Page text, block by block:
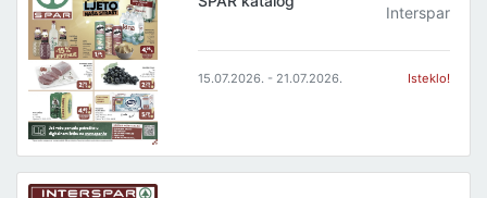
Interspar
15.07.2026. - 21.07.2026. Isteklo!